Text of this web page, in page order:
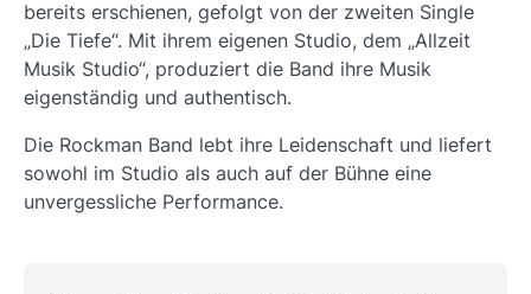
bereits erschienen, gefolgt von der zweiten Single
„Die Tiefe“. Mit ihrem eigenen Studio, dem „Allzeit
Musik Studio“, produziert die Band ihre Musik
eigenständig und authentisch.
Die Rockman Band lebt ihre Leidenschaft und liefert
sowohl im Studio als auch auf der Bühne eine
unvergessliche Performance.